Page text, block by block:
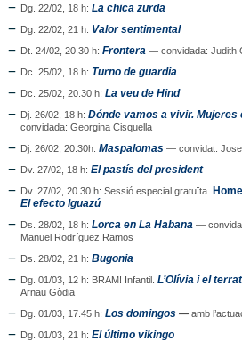
Dg. 22/02, 18 h: La chica zurda
Dg. 22/02, 21 h: Valor sentimental
Dt. 24/02, 20.30 h: Frontera — convidada: Judith
Dc. 25/02, 18 h: Turno de guardia
Dc. 25/02, 20.30 h: La veu de Hind
Dj. 26/02, 18 h: Dónde vamos a vivir. Mujeres
convidada: Georgina Cisquella
Dj. 26/02, 20.30h: Maspalomas — convidat: Jose
Dv. 27/02, 18 h: El pastís del president
Dv. 27/02, 20.30 h: Sessió especial gratuïta.
El efecto Iguazú
Ds. 28/02, 18 h: Lorca en La Habana —
Manuel Rodríguez Ramos
Ds. 28/02, 21 h: Bugonia
Dg. 01/03, 12 h: BRAM! Infantil. L’Olívia i el
Arnau Gòdia
Dg. 01/03, 17.45 h: Los domingos — amb
Dg. 01/03, 21 h: El último vikingo